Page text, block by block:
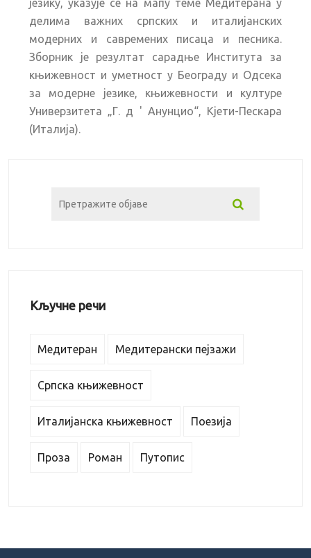
језику, указује се на мапу теме Медитерана у
делима важних српских и италијанских
модерних и савремених писаца и песника.
Зборник је резултат сарадње Института за
књижевност и уметност у Београду и Одсека
за модерне језике, књижевности и културе
Универзитета „Г. д ' Анунцио“, Кјети-Пескара
(Италија).
Кључне речи
Медитеран Медитерански пејзажи
Српска књижевност
Италијанска књижевност Поезија
Проза Роман Путопис